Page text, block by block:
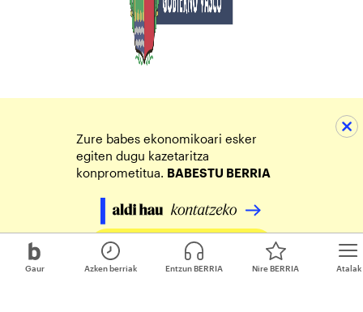
Gaur Atalak
Azken berriak Entzun BERRIA Nire BERRIA
Zure babes ekonomikoari esker
egiten dugu kazetaritza
konprometitua. BABESTU BERRIA
Egin zure ekarpena